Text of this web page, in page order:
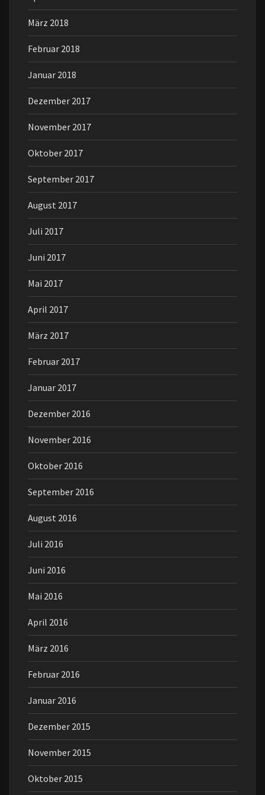
März 2018
Februar 2018
Januar 2018
Dezember 2017
November 2017
Oktober 2017
September 2017
August 2017
Juli 2017
Juni 2017
Mai 2017
April 2017
März 2017
Februar 2017
Januar 2017
Dezember 2016
November 2016
Oktober 2016
September 2016
August 2016
Juli 2016
Juni 2016
Mai 2016
April 2016
März 2016
Februar 2016
Januar 2016
Dezember 2015
November 2015
Oktober 2015